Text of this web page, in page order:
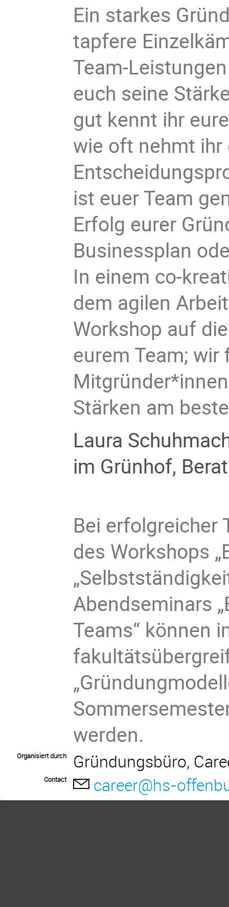
Ein starkes
tapfere
Team-
euch seine
gut kennt ihr
wie oft nehmt
ist euer Team
Erfolg eurer
Businessplan
In einem co-
dem agilen
Workshop auf
eurem Team; wir
Stärken am
Laura
im Grünhof,
Bei erfolgreicher
des Workshops
Abendseminars
Teams“ können
werden.
Organisiert durch Gründungsbüro,
Contact career@hs-